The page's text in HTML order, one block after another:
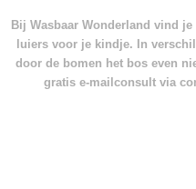
Bij Wasbaar Wonderland vind
luiers voor je kindje. In
door de bomen het bos even
gratis e-mailconsult via